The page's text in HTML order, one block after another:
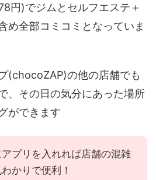
円)でジムとセルフエステ＋
め全部コミコミとなっていま
(chocoZAP)の他の店舗でも
、その日の気分にあった場所
ができます
アプリを入れれば店舗の混雑
かりで便利！